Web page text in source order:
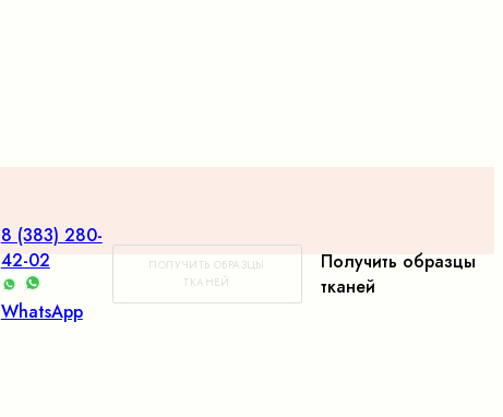
8 (383) 280-
42-02
WhatsApp
ПОЛУЧИТЬ ОБРАЗЦЫ
ТКАНЕЙ
Получить образцы
тканей